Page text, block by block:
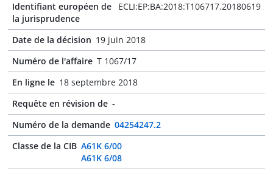
Identifiant européen de
la jurisprudence
ECLI:EP:BA:2018:T106717.20180619
Date de la décision 19 juin 2018
Numéro de l'affaire T 1067/17
En ligne le 18 septembre 2018
Requête en révision de -
Numéro de la demande 04254247.2
Classe de la CIB A61K 6/00
A61K 6/08